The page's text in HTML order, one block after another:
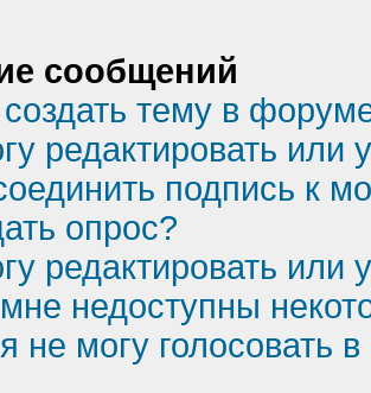
сообщений
тему в
редактировать или
подпись к
опрос?
редактировать или
недоступны
не могу голосовать